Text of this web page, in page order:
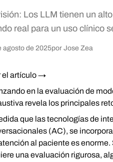
Los LLM tienen un
real para un uso clínico
agosto de 2025por Jose Zea
el artículo →
en la evaluación de
revela los principales
que las tecnologías de
(AC), se
al paciente es
una evaluación rigurosa,